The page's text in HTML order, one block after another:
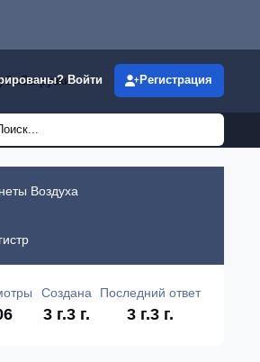
ЗагрузкиВойти Регистрация
Воздуха
Создана
3 г.3 г.
Последний ответ
3 г.3 г.